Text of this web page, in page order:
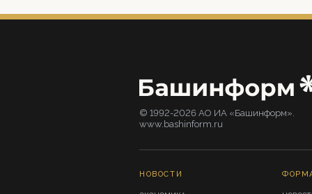
© 1992-2026 АО ИА «Башинформ».
www.bashinform.ru
НОВОСТИ